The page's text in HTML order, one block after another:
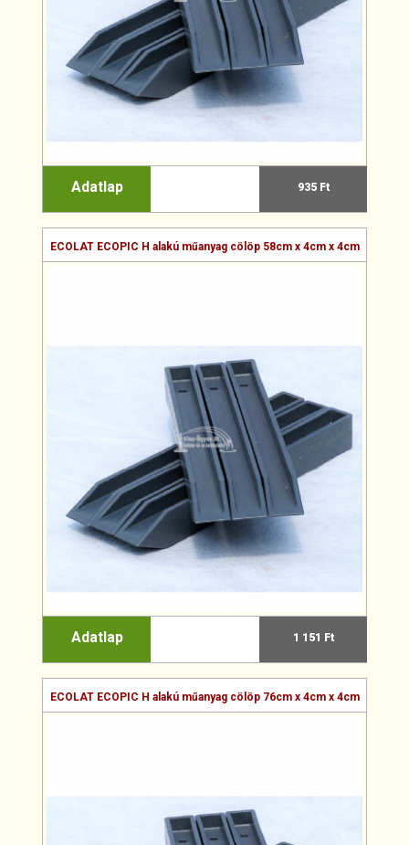
Adatlap 935 Ft
ECOLAT ECOPIC H alakú műanyag cölöp 58cm x 4cm x 4cm
Adatlap 1 151 Ft
ECOLAT ECOPIC H alakú műanyag cölöp 76cm x 4cm x 4cm